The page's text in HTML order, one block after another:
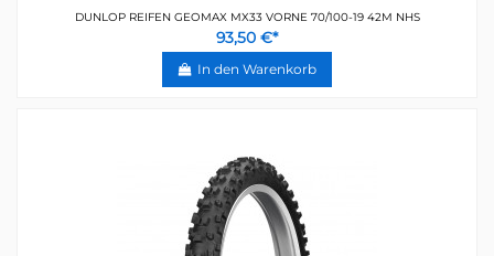
DUNLOP REIFEN GEOMAX MX33 VORNE 70/100-19 42M NHS
93,50 €*
In den Warenkorb